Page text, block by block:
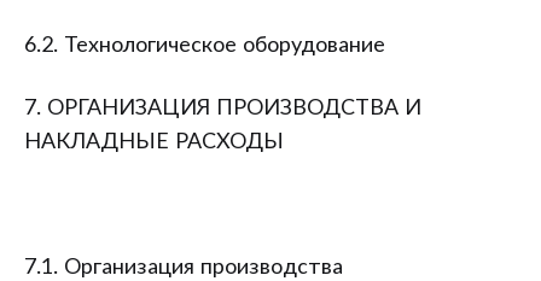
6.2. Технологическое оборудование
7. ОРГАНИЗАЦИЯ ПРОИЗВОДСТВА И
НАКЛАДНЫЕ РАСХОДЫ
7.1. Организация производства